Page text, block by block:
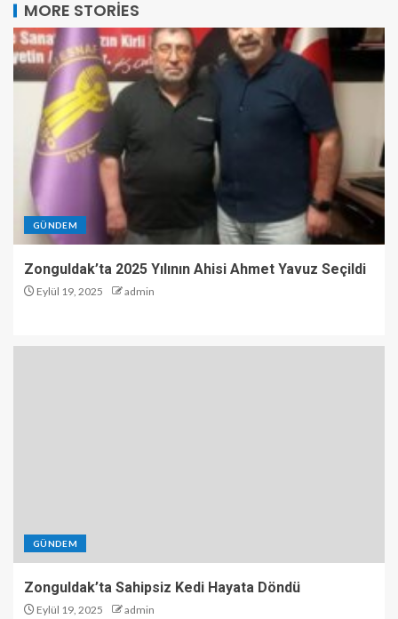
MORE STORIES
GÜNDEM
Zonguldak’ta 2025 Yılının Ahisi Ahmet Yavuz Seçildi
Eylül 19, 2025 admin
GÜNDEM
Zonguldak’ta Sahipsiz Kedi Hayata Döndü
Eylül 19, 2025 admin